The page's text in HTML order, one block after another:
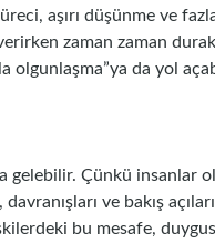
aşırı düşünme ve
zaman zaman
olgunlaşma”ya da yol
gelebilir. Çünkü insanlar
ve bakış
bu mesafe,